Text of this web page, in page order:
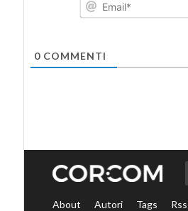
0COMMENTI
About Autori Tags